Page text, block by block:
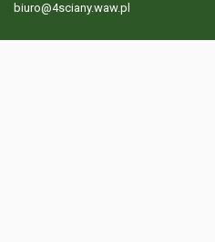
biuro@4sciany.waw.pl